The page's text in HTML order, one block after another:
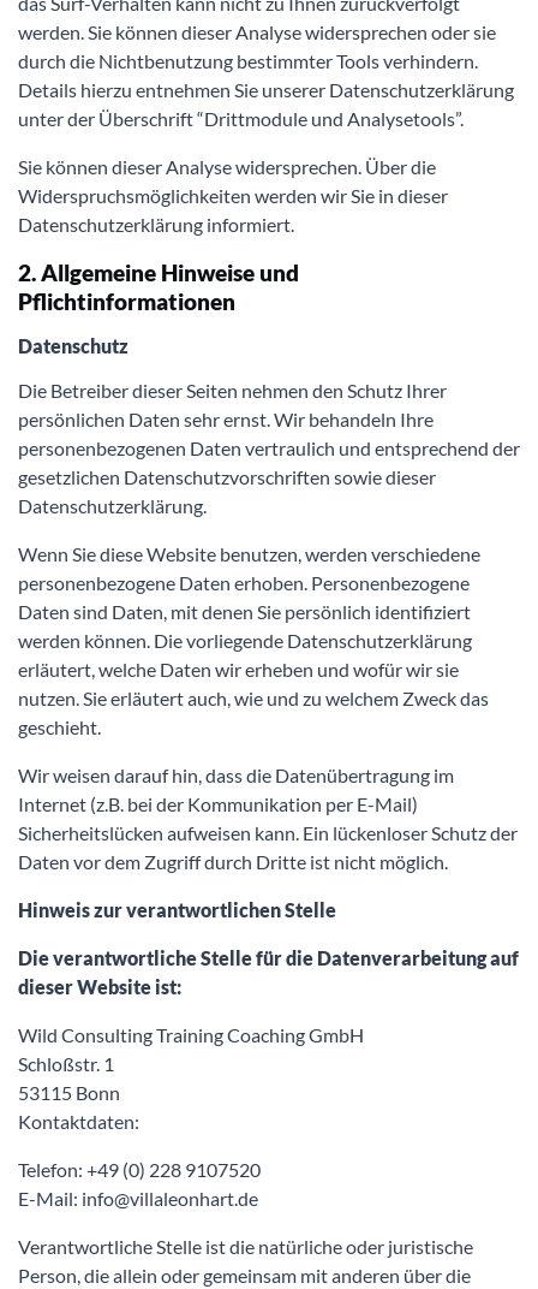
werden. Sie können dieser Analyse widersprechen oder sie
durch die Nichtbenutzung bestimmter Tools verhindern.
Details hierzu entnehmen Sie unserer Datenschutzerklärung
unter der Überschrift “Drittmodule und Analysetools”.
Sie können dieser Analyse widersprechen. Über die
Widerspruchsmöglichkeiten werden wir Sie in dieser
Datenschutzerklärung informiert.
2. Allgemeine Hinweise und
Pflichtinformationen
Datenschutz
Die Betreiber dieser Seiten nehmen den Schutz Ihrer
persönlichen Daten sehr ernst. Wir behandeln Ihre
personenbezogenen Daten vertraulich und entsprechend der
gesetzlichen Datenschutzvorschriften sowie dieser
Datenschutzerklärung.
Wenn Sie diese Website benutzen, werden verschiedene
personenbezogene Daten erhoben. Personenbezogene
Daten sind Daten, mit denen Sie persönlich identifiziert
werden können. Die vorliegende Datenschutzerklärung
erläutert, welche Daten wir erheben und wofür wir sie
nutzen. Sie erläutert auch, wie und zu welchem Zweck das
geschieht.
Wir weisen darauf hin, dass die Datenübertragung im
Internet (z.B. bei der Kommunikation per E-Mail)
Sicherheitslücken aufweisen kann. Ein lückenloser Schutz der
Daten vor dem Zugriff durch Dritte ist nicht möglich.
Hinweis zur verantwortlichen Stelle
Die verantwortliche Stelle für die Datenverarbeitung auf
dieser Website ist:
Wild Consulting Training Coaching GmbH
Schloßstr. 1
53115 Bonn
Kontaktdaten:
Telefon: +49 (0) 228 9107520
E-Mail: info@villaleonhart.de
Verantwortliche Stelle ist die natürliche oder juristische
Person, die allein oder gemeinsam mit anderen über die